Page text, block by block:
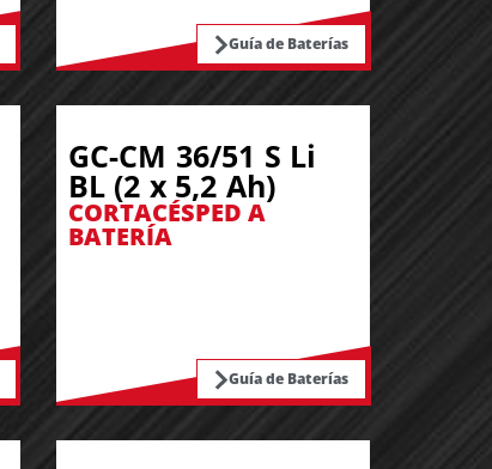
Guía de Baterías
GC-CM 36/51 S Li
BL (2 x 5,2 Ah)
CORTACÉSPED A
BATERÍA
Guía de Baterías